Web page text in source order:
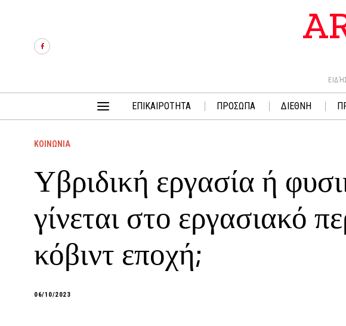
ΕΠΙΚΑΙΡΟΤΗΤΑ ΠΡΟΣΩΠΑ ΔΙΕΘΝΗ
ΚΟΙΝΩΝΙΑ
Υβριδική εργασία ή
γίνεται στο εργασιακό
κόβιντ εποχή;
06/10/2023